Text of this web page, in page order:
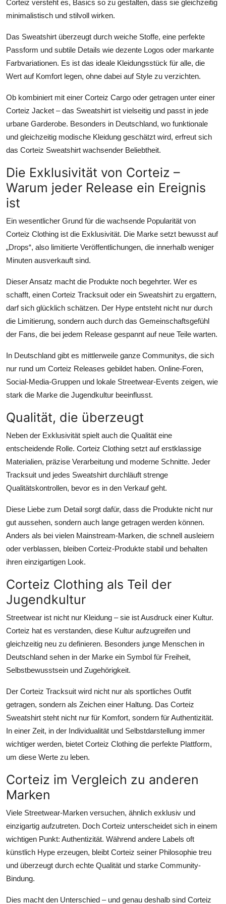
Corteiz versteht es, Basics so zu gestalten, dass sie gleichzeitig
minimalistisch und stilvoll wirken.
Das Sweatshirt überzeugt durch weiche Stoffe, eine perfekte
Passform und subtile Details wie dezente Logos oder markante
Farbvariationen. Es ist das ideale Kleidungsstück für alle, die
Wert auf Komfort legen, ohne dabei auf Style zu verzichten.
Ob kombiniert mit einer Corteiz Cargo oder getragen unter einer
Corteiz Jacket – das Sweatshirt ist vielseitig und passt in jede
urbane Garderobe. Besonders in Deutschland, wo funktionale
und gleichzeitig modische Kleidung geschätzt wird, erfreut sich
das Corteiz Sweatshirt wachsender Beliebtheit.
Die Exklusivität von Corteiz –
Warum jeder Release ein Ereignis
ist
Ein wesentlicher Grund für die wachsende Popularität von
Corteiz Clothing ist die Exklusivität. Die Marke setzt bewusst auf
„Drops“, also limitierte Veröffentlichungen, die innerhalb weniger
Minuten ausverkauft sind.
Dieser Ansatz macht die Produkte noch begehrter. Wer es
schafft, einen Corteiz Tracksuit oder ein Sweatshirt zu ergattern,
darf sich glücklich schätzen. Der Hype entsteht nicht nur durch
die Limitierung, sondern auch durch das Gemeinschaftsgefühl
der Fans, die bei jedem Release gespannt auf neue Teile warten.
In Deutschland gibt es mittlerweile ganze Communitys, die sich
nur rund um Corteiz Releases gebildet haben. Online-Foren,
Social-Media-Gruppen und lokale Streetwear-Events zeigen, wie
stark die Marke die Jugendkultur beeinflusst.
Qualität, die überzeugt
Neben der Exklusivität spielt auch die Qualität eine
entscheidende Rolle. Corteiz Clothing setzt auf erstklassige
Materialien, präzise Verarbeitung und moderne Schnitte. Jeder
Tracksuit und jedes Sweatshirt durchläuft strenge
Qualitätskontrollen, bevor es in den Verkauf geht.
Diese Liebe zum Detail sorgt dafür, dass die Produkte nicht nur
gut aussehen, sondern auch lange getragen werden können.
Anders als bei vielen Mainstream-Marken, die schnell ausleiern
oder verblassen, bleiben Corteiz-Produkte stabil und behalten
ihren einzigartigen Look.
Corteiz Clothing als Teil der
Jugendkultur
Streetwear ist nicht nur Kleidung – sie ist Ausdruck einer Kultur.
Corteiz hat es verstanden, diese Kultur aufzugreifen und
gleichzeitig neu zu definieren. Besonders junge Menschen in
Deutschland sehen in der Marke ein Symbol für Freiheit,
Selbstbewusstsein und Zugehörigkeit.
Der Corteiz Tracksuit wird nicht nur als sportliches Outfit
getragen, sondern als Zeichen einer Haltung. Das Corteiz
Sweatshirt steht nicht nur für Komfort, sondern für Authentizität.
In einer Zeit, in der Individualität und Selbstdarstellung immer
wichtiger werden, bietet Corteiz Clothing die perfekte Plattform,
um diese Werte zu leben.
Corteiz im Vergleich zu anderen
Marken
Viele Streetwear-Marken versuchen, ähnlich exklusiv und
einzigartig aufzutreten. Doch Corteiz unterscheidet sich in einem
wichtigen Punkt: Authentizität. Während andere Labels oft
künstlich Hype erzeugen, bleibt Corteiz seiner Philosophie treu
und überzeugt durch echte Qualität und starke Community-
Bindung.
Dies macht den Unterschied – und genau deshalb sind Corteiz